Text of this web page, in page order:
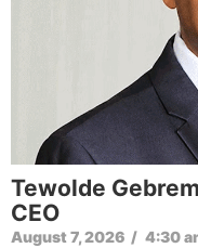
Tewolde
CEO
August 7, 2026 / 4:30